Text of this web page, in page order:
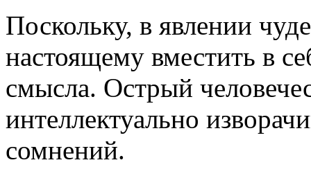
Поскольку, в явлении
настоящему вместить в
смысла. Острый
интеллектуально
сомнений.